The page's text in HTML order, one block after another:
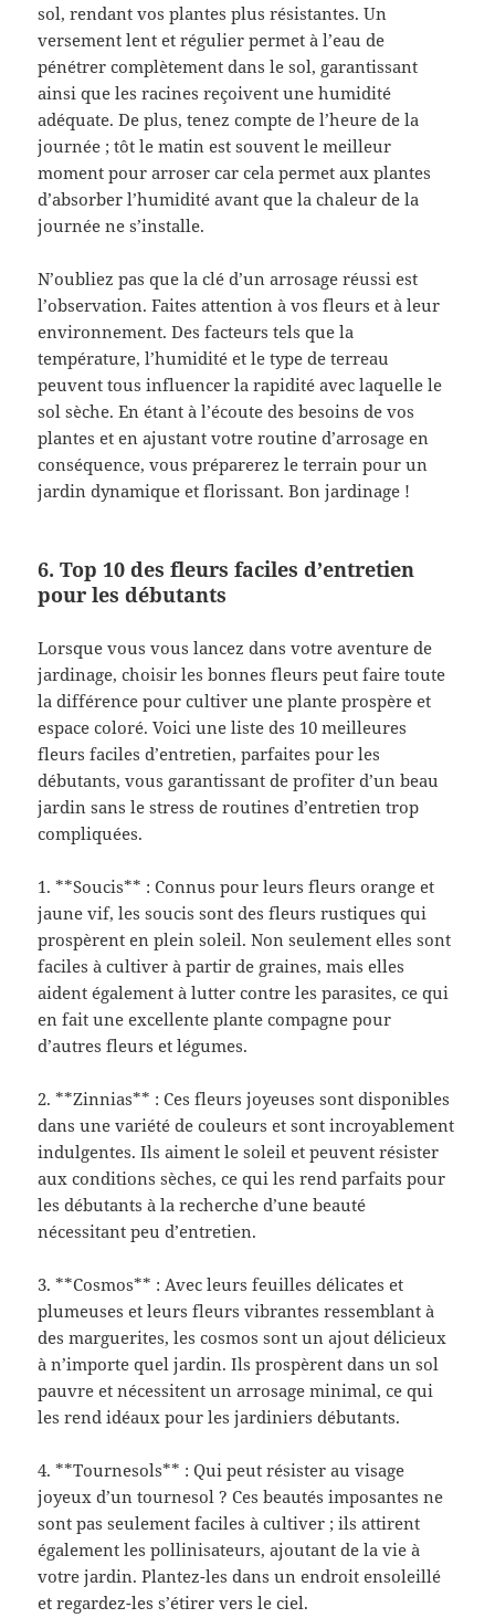
sol, rendant vos plantes plus résistantes. Un
versement lent et régulier permet à l’eau de
pénétrer complètement dans le sol, garantissant
ainsi que les racines reçoivent une humidité
adéquate. De plus, tenez compte de l’heure de la
journée ; tôt le matin est souvent le meilleur
moment pour arroser car cela permet aux plantes
d’absorber l’humidité avant que la chaleur de la
journée ne s’installe.
N’oubliez pas que la clé d’un arrosage réussi est
l’observation. Faites attention à vos fleurs et à leur
environnement. Des facteurs tels que la
température, l’humidité et le type de terreau
peuvent tous influencer la rapidité avec laquelle le
sol sèche. En étant à l’écoute des besoins de vos
plantes et en ajustant votre routine d’arrosage en
conséquence, vous préparerez le terrain pour un
jardin dynamique et florissant. Bon jardinage !
6. Top 10 des fleurs faciles d’entretien
pour les débutants
Lorsque vous vous lancez dans votre aventure de
jardinage, choisir les bonnes fleurs peut faire toute
la différence pour cultiver une plante prospère et
espace coloré. Voici une liste des 10 meilleures
fleurs faciles d’entretien, parfaites pour les
débutants, vous garantissant de profiter d’un beau
jardin sans le stress de routines d’entretien trop
compliquées.
1. **Soucis** : Connus pour leurs fleurs orange et
jaune vif, les soucis sont des fleurs rustiques qui
prospèrent en plein soleil. Non seulement elles sont
faciles à cultiver à partir de graines, mais elles
aident également à lutter contre les parasites, ce qui
en fait une excellente plante compagne pour
d’autres fleurs et légumes.
2. **Zinnias** : Ces fleurs joyeuses sont disponibles
dans une variété de couleurs et sont incroyablement
indulgentes. Ils aiment le soleil et peuvent résister
aux conditions sèches, ce qui les rend parfaits pour
les débutants à la recherche d’une beauté
nécessitant peu d’entretien.
3. **Cosmos** : Avec leurs feuilles délicates et
plumeuses et leurs fleurs vibrantes ressemblant à
des marguerites, les cosmos sont un ajout délicieux
à n’importe quel jardin. Ils prospèrent dans un sol
pauvre et nécessitent un arrosage minimal, ce qui
les rend idéaux pour les jardiniers débutants.
4. **Tournesols** : Qui peut résister au visage
joyeux d’un tournesol ? Ces beautés imposantes ne
sont pas seulement faciles à cultiver ; ils attirent
également les pollinisateurs, ajoutant de la vie à
votre jardin. Plantez-les dans un endroit ensoleillé
et regardez-les s’étirer vers le ciel.